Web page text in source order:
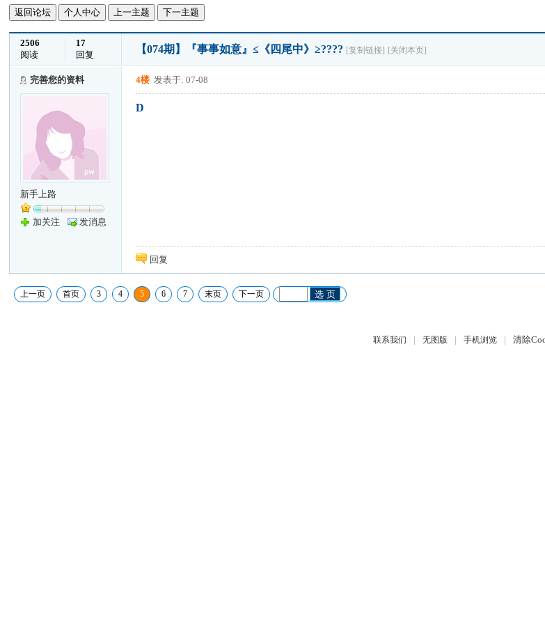
返回论坛 个人中心 上一主题 下一主题
2506
阅读
17
回复
【074期】『事事如意』≤《四尾中》≥???? [复制链接] [关闭本页]
完善您的资料
新手上路
加关注 发消息
4楼 发表于: 07-08
D
回复
上一页 首页 3 4 5 6 7 末页 下一页 选 页
联系我们 | 无图版 | 手机浏览 | 清除